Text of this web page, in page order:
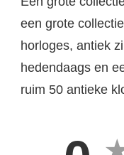
een grote
horloges, antiek
hedendaags en
ruim 50 antieke